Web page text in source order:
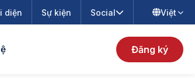
diện Sự kiện Social Việt
Đăng ký